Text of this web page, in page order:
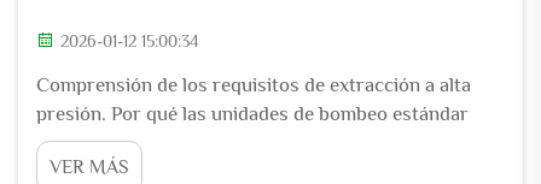
2026-01-12 15:00:34
Comprensión de los requisitos de extracción a alta
presión. Por qué las unidades de bombeo estándar
fallan por encima de 3.000 psi de contrapresión. La
mayoría de los equipos de bombeo estándar
VER MÁS